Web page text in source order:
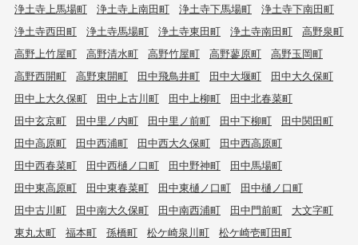
浄土寺上馬場町
浄土寺上南田町 浄土寺下馬場町
浄土寺下南田町
浄土寺西田町
浄土寺馬場町 浄土寺東田町 浄土寺南田町
高野泉町
高野上竹屋町
高野清水町 高野竹屋町 高野蓼原町
高野玉岡町
高野西開町
高野東開町 田中飛鳥井町 田中大堰町
田中大久保町
田中上大久保町
田中上古川町 田中上柳町
田中北春菜町
田中玄京町
田中里ノ内町 田中里ノ前町 田中下柳町
田中関田町
田中高原町
田中西浦町 田中西大久保町
田中西高原町
田中西春菜町
田中西樋ノ口町 田中野神町
田中馬場町
田中東高原町
田中東春菜町 田中東樋ノ口町
田中樋ノ口町
田中古川町
田中南大久保町 田中南西浦町 田中門前町
大文字町
東丸太町
福本町 孫橋町 松ケ崎泉川町
松ケ崎壱町田町